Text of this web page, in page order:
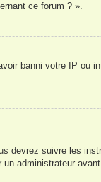
ce forum ? ».
banni votre IP ou
devrez suivre les
administrateur